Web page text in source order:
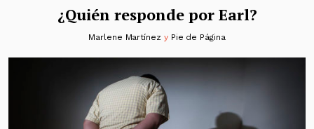
¿Quién responde por Earl?
Marlene Martínez y Pie de Página